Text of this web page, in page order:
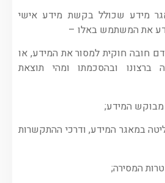
מידע שכולל בקשת מידע אישי
את המשתמש באלו –
חובה חוקית למסור את המידע, או
ברצונו ובהסכמתו ומהי תוצאת
במאגר המידע, ודרכי ההתקשרות